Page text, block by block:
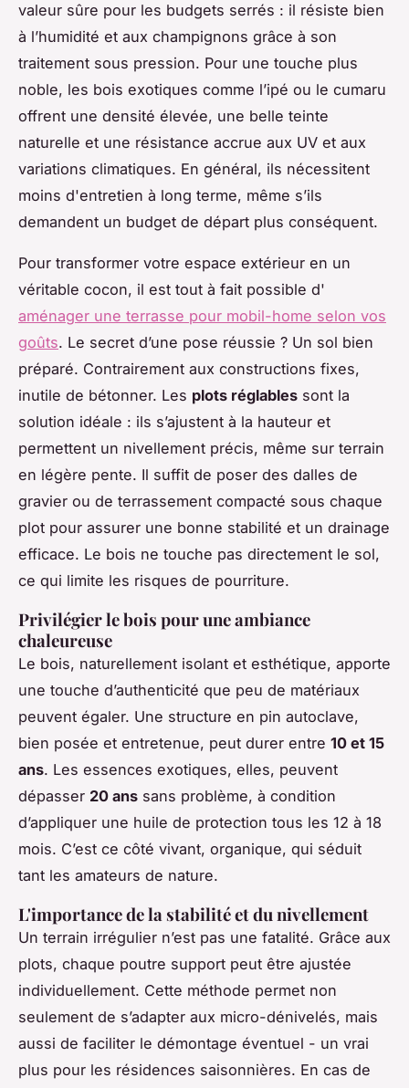
valeur sûre pour les budgets serrés : il résiste bien
à l’humidité et aux champignons grâce à son
traitement sous pression. Pour une touche plus
noble, les bois exotiques comme l’ipé ou le cumaru
offrent une densité élevée, une belle teinte
naturelle et une résistance accrue aux UV et aux
variations climatiques. En général, ils nécessitent
moins d'entretien à long terme, même s’ils
demandent un budget de départ plus conséquent.
Pour transformer votre espace extérieur en un
véritable cocon, il est tout à fait possible d'
aménager une terrasse pour mobil-home selon vos
goûts. Le secret d’une pose réussie ? Un sol bien
préparé. Contrairement aux constructions fixes,
inutile de bétonner. Les plots réglables sont la
solution idéale : ils s’ajustent à la hauteur et
permettent un nivellement précis, même sur terrain
en légère pente. Il suffit de poser des dalles de
gravier ou de terrassement compacté sous chaque
plot pour assurer une bonne stabilité et un drainage
efficace. Le bois ne touche pas directement le sol,
ce qui limite les risques de pourriture.
Privilégier le bois pour une ambiance
chaleureuse
Le bois, naturellement isolant et esthétique, apporte
une touche d’authenticité que peu de matériaux
peuvent égaler. Une structure en pin autoclave,
bien posée et entretenue, peut durer entre 10 et 15
ans. Les essences exotiques, elles, peuvent
dépasser 20 ans sans problème, à condition
d’appliquer une huile de protection tous les 12 à 18
mois. C’est ce côté vivant, organique, qui séduit
tant les amateurs de nature.
L'importance de la stabilité et du nivellement
Un terrain irrégulier n’est pas une fatalité. Grâce aux
plots, chaque poutre support peut être ajustée
individuellement. Cette méthode permet non
seulement de s’adapter aux micro-dénivelés, mais
aussi de faciliter le démontage éventuel - un vrai
plus pour les résidences saisonnières. En cas de